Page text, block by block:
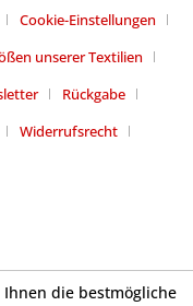
Cookie-Einstellungen
unserer Textilien
Rückgabe
Widerrufsrecht
Ihnen die bestmögliche